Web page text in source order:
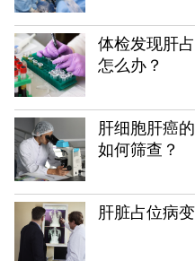
体检发现肝
怎么办？
肝细胞肝癌
如何筛查？
肝脏占位病